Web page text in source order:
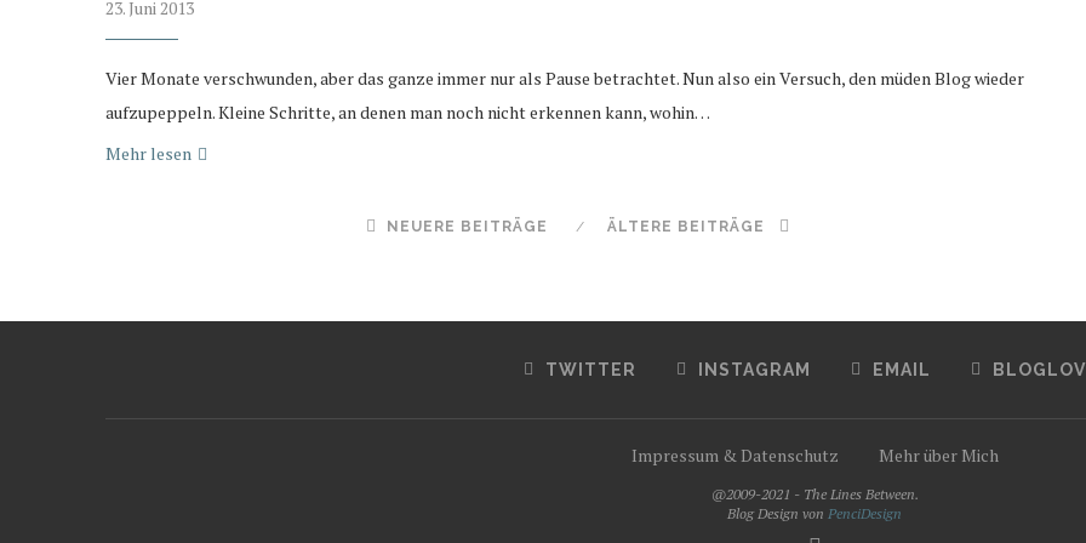
23. Juni 2013
Vier Monate verschwunden, aber das ganze immer nur als Pause betrachtet. Nun also ein Versuch, den müden Blog wieder
aufzupeppeln. Kleine Schritte, an denen man noch nicht erkennen kann, wohin…
Mehr lesen
NEUERE BEITRÄGE ÄLTERE BEITRÄGE
TWITTER INSTAGRAM EMAIL
Impressum & Datenschutz Mehr über Mich
@2009-2021 - The Lines Between.
Blog Design von PenciDesign